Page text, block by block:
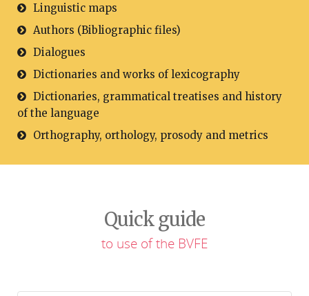
Linguistic maps
Authors (Bibliographic files)
Dialogues
Dictionaries and works of lexicography
Dictionaries, grammatical treatises and history
of the language
Orthography, orthology, prosody and metrics
Quick guide
to use of the BVFE